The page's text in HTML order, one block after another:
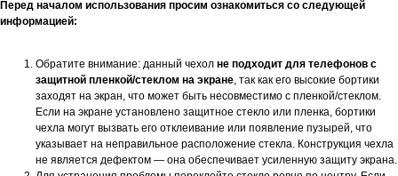
Перед началом использования просим ознакомиться со следующей
информацией:
Обратите внимание: данный чехол не подходит для телефонов с
защитной пленкой/стеклом на экране, так как его высокие бортики
заходят на экран, что может быть несовместимо с пленкой/стеклом.
Если на экране установлено защитное стекло или пленка, бортики
чехла могут вызвать его отклеивание или появление пузырей, что
указывает на неправильное расположение стекла. Конструкция чехла
не является дефектом — она обеспечивает усиленную защиту экрана.